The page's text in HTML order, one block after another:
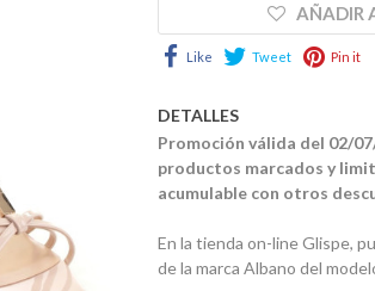
AÑADIR
Like Tweet Pin it
DETALLES
Promoción válida del 02/
productos marcados y
acumulable con otros
En la tienda on-line Glispe,
de la marca Albano del